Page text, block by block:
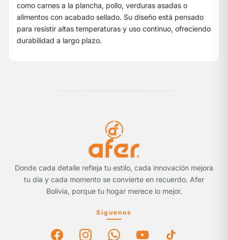
como carnes a la plancha, pollo, verduras asadas o
alimentos con acabado sellado. Su diseño está pensado
para resistir altas temperaturas y uso continuo, ofreciendo
durabilidad a largo plazo.
Donde cada detalle refleja tu estilo, cada innovación mejora
tu día y cada momento se convierte en recuerdo. Afer
Bolivia, porque tu hogar merece lo mejor.
Síguenos